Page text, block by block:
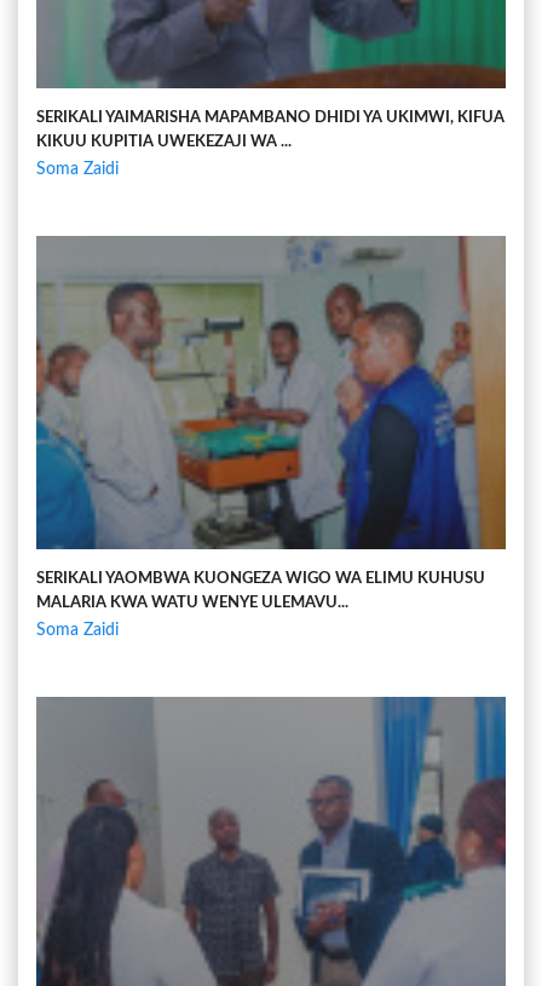
SERIKALI YAIMARISHA MAPAMBANO DHIDI YA UKIMWI, KIFUA
KIKUU KUPITIA UWEKEZAJI WA ...
Soma Zaidi
SERIKALI YAOMBWA KUONGEZA WIGO WA ELIMU KUHUSU
MALARIA KWA WATU WENYE ULEMAVU...
Soma Zaidi